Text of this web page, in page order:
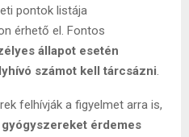
pontok listája
érhető el. Fontos
állapot esetén
számot kell tárcsázni.
felhívják a figyelmet arra is,
érdemes